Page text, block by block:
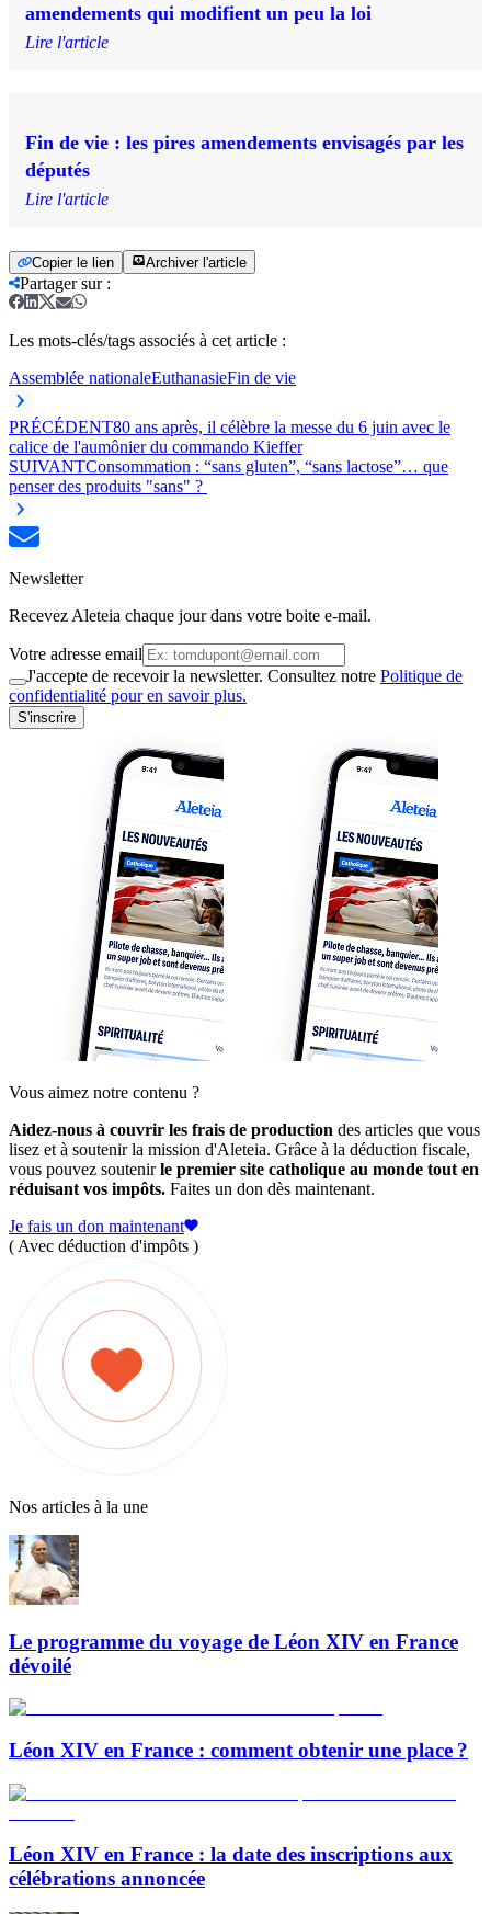
amendements qui modifient un peu la loi
Lire l'article
Fin de vie : les pires amendements envisagés par les
députés
Lire l'article
Copier le lien Archiver l'article
Partager sur:
Les mots-clés/tags associés à cet article :
Assemblée nationaleEuthanasieFin de vie
PRÉCÉDENT80 ans après, il célèbre la messe du 6 juin avec le
calice de l'aumônier du commando Kieffer
SUIVANTConsommation : “sans gluten”, “sans lactose”… que
penser des produits "sans" ?
Newsletter
Recevez Aleteia chaque jour dans votre boite e-mail.
Votre adresse email
J'accepte de recevoir la newsletter. Consultez notre Politique de
confidentialité pour en savoir plus.
S'inscrire
Vous aimez notre contenu ?
Aidez-nous à couvrir les frais de production des articles que vous
lisez et à soutenir la mission d'Aleteia. Grâce à la déduction fiscale,
vous pouvez soutenirle premier site catholique au monde tout en
réduisant vos impôts. Faites un don dès maintenant.
Je fais un don maintenant
( Avec déduction d'impôts )
Nos articles à la une
Le programme du voyage de Léon XIV en France
dévoilé
Léon XIV en France : comment obtenir une place ?
Léon XIV en France : la date des inscriptions aux
célébrations annoncée